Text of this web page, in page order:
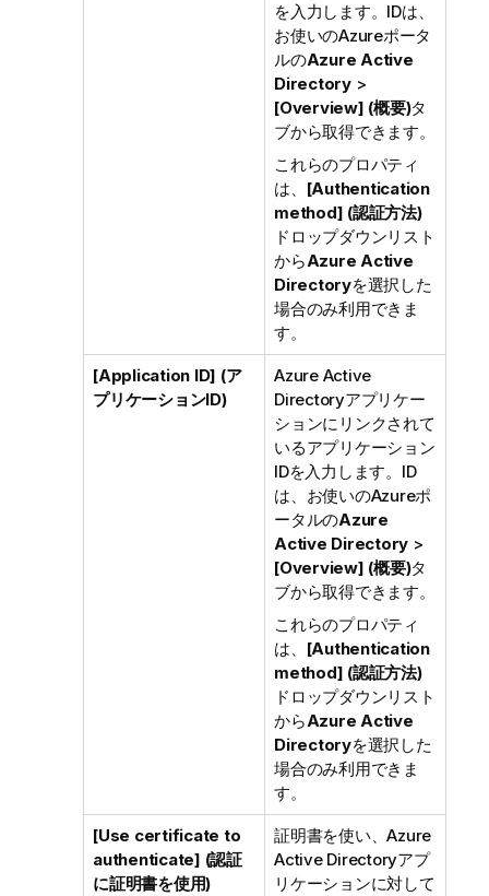
を入力します。IDは、
お使いのAzureポータ
ルのAzure Active
Directory>
[Overview] (概要)タ
ブから取得できます。
これらのプロパティ
は、 [Authentication
method] (認証方法)
ドロップダウンリスト
からAzure Active
Directoryを選択した
場合のみ利用できま
す。
[Application ID] (ア
プリケーションID)
Azure Active
Directoryアプリケー
ションにリンクされて
いるアプリケーション
IDを入力します。ID
は、お使いのAzureポ
ータルのAzure
Active Directory >
[Overview] (概要)タ
ブから取得できます。
これらのプロパティ
は、 [Authentication
method] (認証方法)
ドロップダウンリスト
からAzure Active
Directoryを選択した
場合のみ利用できま
す。
[Use certificate to
authenticate] (認証
に証明書を使用)
証明書を使い、Azure
Active Directoryアプ
リケーションに対して